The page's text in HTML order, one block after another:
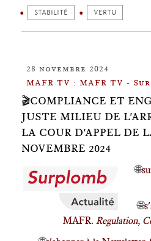
STABILITÉ VERTU
28 novembre 2024
MAFR TV : MAFR TV -
🎬COMPLIANCE ET
JUSTE MILIEU DE
LA COUR D'APPEL DE
NOVEMBRE 2024
🌐
🌐
MAFR. Regulation,